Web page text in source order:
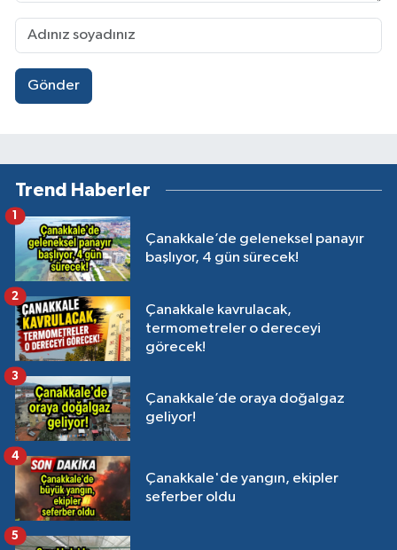
Gönder
Trend Haberler
Çanakkale’de geleneksel panayır
başlıyor, 4 gün sürecek!
1
Çanakkale kavrulacak,
termometreler o dereceyi
görecek!
2
Çanakkale’de oraya doğalgaz
geliyor!
3
Çanakkale'de yangın, ekipler
seferber oldu
4
5